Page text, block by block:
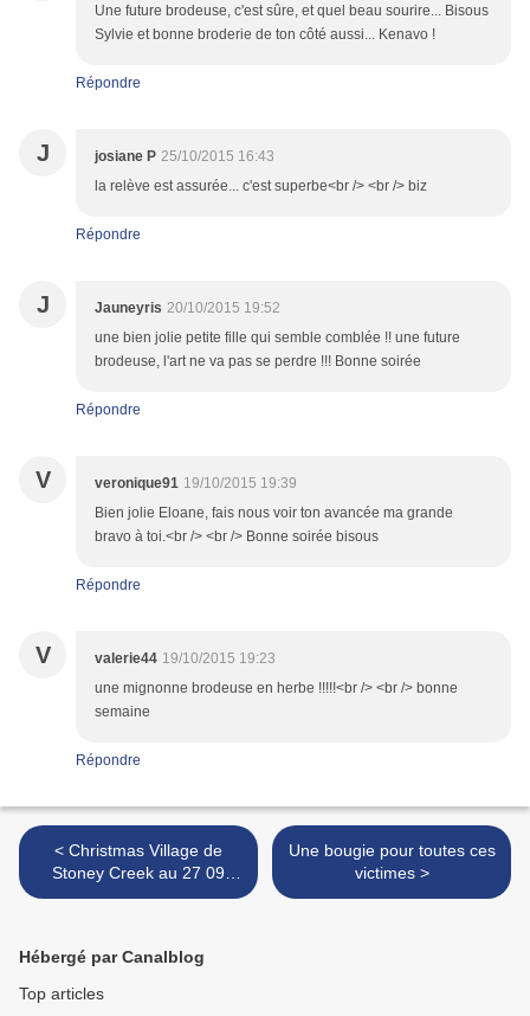
Une future brodeuse, c'est sûre, et quel beau sourire... Bisous
Sylvie et bonne broderie de ton côté aussi... Kenavo !
Répondre
J josiane P 25/10/2015 16:43
la relève est assurée... c'est superbe<br /> <br /> biz
Répondre
J Jauneyris 20/10/2015 19:52
une bien jolie petite fille qui semble comblée !! une future
brodeuse, l'art ne va pas se perdre !!! Bonne soirée
Répondre
V veronique91 19/10/2015 19:39
Bien jolie Eloane, fais nous voir ton avancée ma grande
bravo à toi.<br /> <br /> Bonne soirée bisous
Répondre
V valerie44 19/10/2015 19:23
une mignonne brodeuse en herbe !!!!!<br /> <br /> bonne
semaine
Répondre
< Christmas Village de
Stoney Creek au 27 09
2015
Une bougie pour toutes ces
victimes >
Hébergé par Canalblog
Top articles